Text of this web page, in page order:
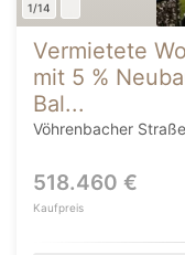
1/14
Vermietete
mit 5 %
Bal...
Vöhrenbacher
518.460 €
Kaufpreis